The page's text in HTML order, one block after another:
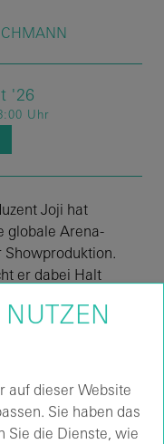
'26
Uhr
Joji hat
globale Arena-
Showproduktion.
er dabei Halt
In The
live Songs
Wind“. In
Richmann als
auf dieser Website
Sie haben das
Sie die Dienste, wie